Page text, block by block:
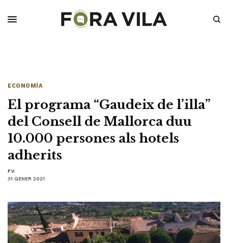
ECONOMÍA
El programa “Gaudeix de l’illa”
del Consell de Mallorca duu
10.000 persones als hotels
adherits
F.V.
31 GENER 2021